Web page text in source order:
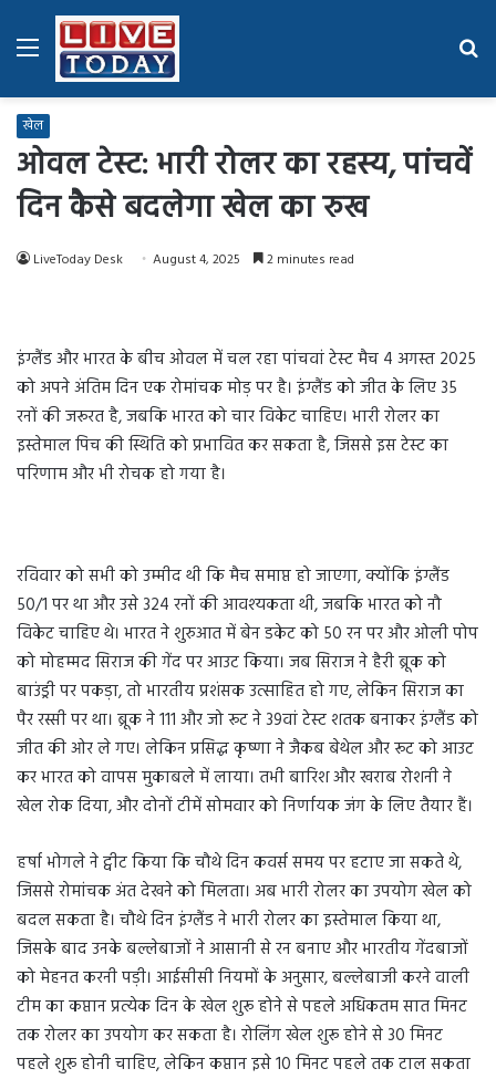
Menu
खेल
ओवल टेस्ट: भारी रोलर का रहस्य, पांचवें
दिन कैसे बदलेगा खेल का रुख
LiveToday Desk August 4, 2025 2 minutes read
इंग्लैंड और भारत के बीच ओवल में चल रहा पांचवां टेस्ट मैच 4 अगस्त 2025
को अपने अंतिम दिन एक रोमांचक मोड़ पर है। इंग्लैंड को जीत के लिए 35
रनों की जरूरत है, जबकि भारत को चार विकेट चाहिए। भारी रोलर का
इस्तेमाल पिच की स्थिति को प्रभावित कर सकता है, जिससे इस टेस्ट का
परिणाम और भी रोचक हो गया है।
रविवार को सभी को उम्मीद थी कि मैच समाप्त हो जाएगा, क्योंकि इंग्लैंड
50/1 पर था और उसे 324 रनों की आवश्यकता थी, जबकि भारत को नौ
विकेट चाहिए थे। भारत ने शुरुआत में बेन डकेट को 50 रन पर और ओली पोप
को मोहम्मद सिराज की गेंद पर आउट किया। जब सिराज ने हैरी ब्रूक को
बाउंड्री पर पकड़ा, तो भारतीय प्रशंसक उत्साहित हो गए, लेकिन सिराज का
पैर रस्सी पर था। ब्रूक ने 111 और जो रूट ने 39वां टेस्ट शतक बनाकर इंग्लैंड को
जीत की ओर ले गए। लेकिन प्रसिद्ध कृष्णा ने जैकब बेथेल और रूट को आउट
कर भारत को वापस मुकाबले में लाया। तभी बारिश और खराब रोशनी ने
खेल रोक दिया, और दोनों टीमें सोमवार को निर्णायक जंग के लिए तैयार हैं।
हर्षा भोगले ने ट्वीट किया कि चौथे दिन कवर्स समय पर हटाए जा सकते थे,
जिससे रोमांचक अंत देखने को मिलता। अब भारी रोलर का उपयोग खेल को
बदल सकता है। चौथे दिन इंग्लैंड ने भारी रोलर का इस्तेमाल किया था,
जिसके बाद उनके बल्लेबाजों ने आसानी से रन बनाए और भारतीय गेंदबाजों
को मेहनत करनी पड़ी। आईसीसी नियमों के अनुसार, बल्लेबाजी करने वाली
टीम का कप्तान प्रत्येक दिन के खेल शुरू होने से पहले अधिकतम सात मिनट
तक रोलर का उपयोग कर सकता है। रोलिंग खेल शुरू होने से 30 मिनट
पहले शुरू होनी चाहिए, लेकिन कप्तान इसे 10 मिनट पहले तक टाल सकता